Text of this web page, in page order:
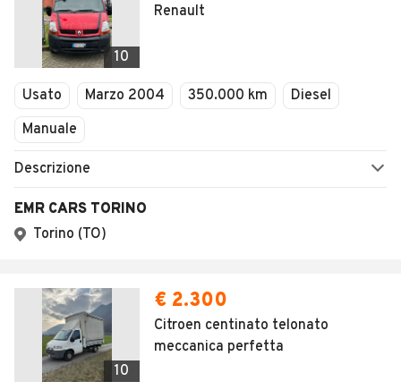
10
Renault
Usato Marzo 2004 350.000 km
Diesel
Manuale
Descrizione
EMR CARS TORINO
Torino (TO)
10
€ 2.300
Citroen centinato telonato
meccanica perfetta